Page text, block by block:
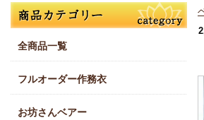
全商品一覧
フルオーダー作務衣
お坊さんベアー